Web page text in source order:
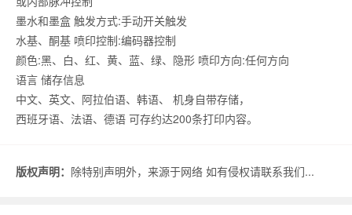
墨水和墨盒 触发方式:手动开关触发
水基、酮基 喷印控制:编码器控制
颜色:黑、白、红、黄、蓝、绿、隐形 喷印方向:任何方向
语言 储存信息
中文、英文、阿拉伯语、韩语、 机身自带存储，
西班牙语、法语、德语 可存约达200条打印内容。
版权声明： 除特别声明外，来源于网络 如有侵权请联系我们...